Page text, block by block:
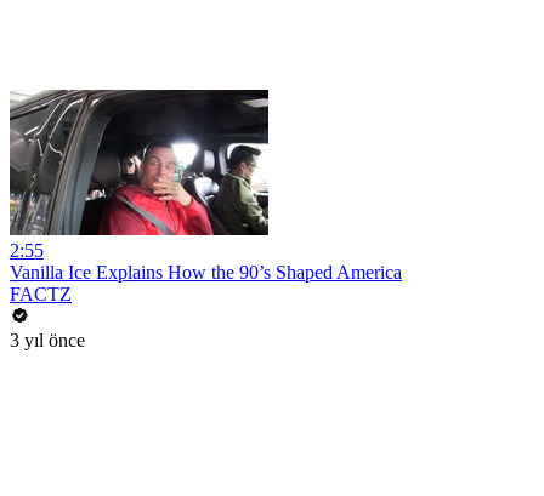
2:55
Vanilla Ice Explains How the 90’s Shaped America
FACTZ
3 yıl önce